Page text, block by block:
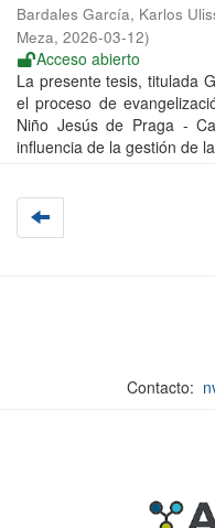
Bardales García, Karlos
Meza, 2026-03-12)
Acceso abierto
La presente tesis, titulada
el proceso de
Niño Jesús de Praga -
influencia de la gestión de
Contacto: